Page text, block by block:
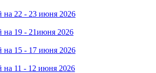
на 22 - 23 июня 2026
на 19 - 21июня 2026
на 15 - 17 июня 2026
на 11 - 12 июня 2026